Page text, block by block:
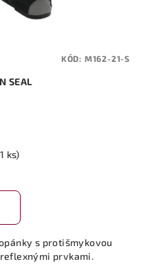
SEAL
ks)
s protišmykovou
reflexnými prvkami.
KÓD: M162-21-S